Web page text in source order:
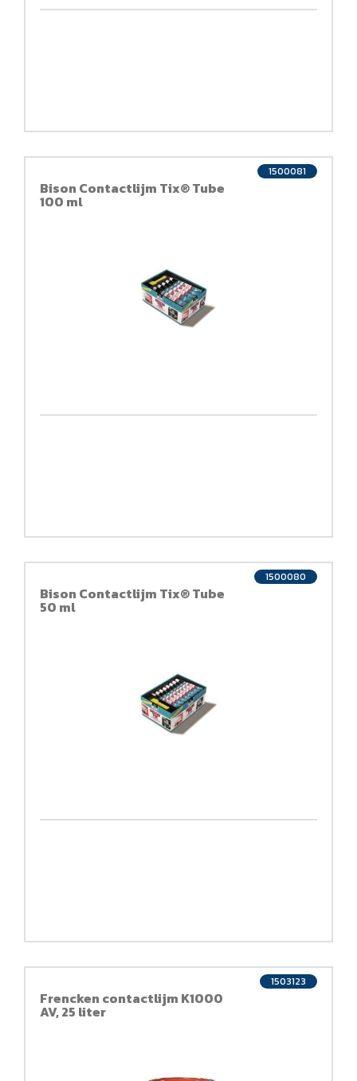
Bison Contactlijm Tix® Tube
100 ml
1500081
Bison Contactlijm Tix® Tube
50 ml
1500080
Frencken contactlijm K1000
AV, 25 liter
1503123